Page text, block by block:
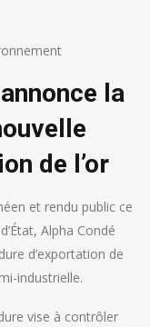
la
de l’or
et rendu public ce
Alpha Condé
d’exportation de
industrielle.
vise à contrôler